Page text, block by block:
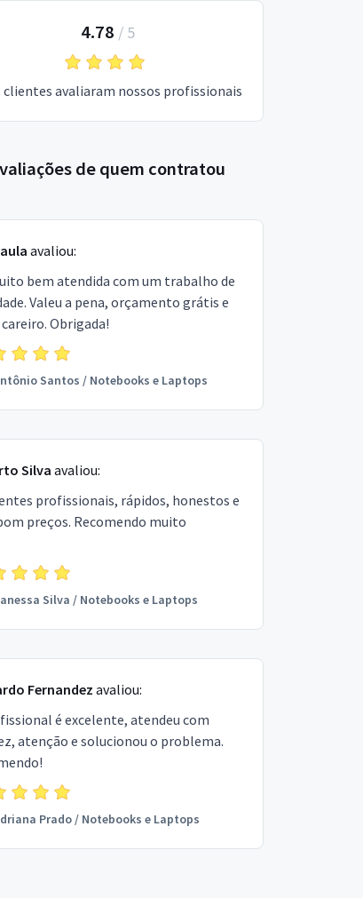
4.78 / 5
clientes avaliaram nossos profissionais
de quem contratou
avaliou:
bem atendida com um trabalho de
Valeu a pena, orçamento grátis e
Obrigada!
Santos / Notebooks e Laptops
Silva avaliou:
profissionais, rápidos, honestos e
preços. Recomendo muito
Silva / Notebooks e Laptops
Fernandez avaliou:
é excelente, atendeu com
atenção e solucionou o problema.
Prado/ Notebooks e Laptops